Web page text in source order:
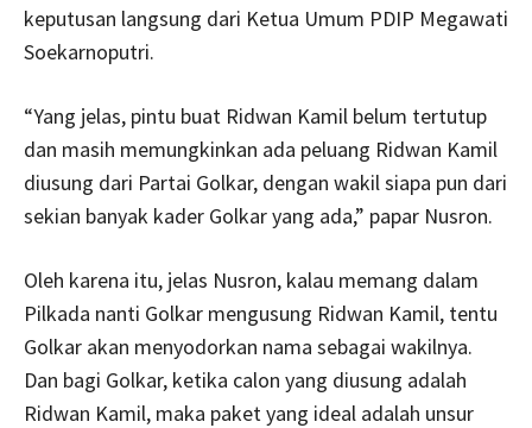
keputusan langsung dari Ketua Umum PDIP Megawati
Soekarnoputri.
“Yang jelas, pintu buat Ridwan Kamil belum tertutup
dan masih memungkinkan ada peluang Ridwan Kamil
diusung dari Partai Golkar, dengan wakil siapa pun dari
sekian banyak kader Golkar yang ada,” papar Nusron.
Oleh karena itu, jelas Nusron, kalau memang dalam
Pilkada nanti Golkar mengusung Ridwan Kamil, tentu
Golkar akan menyodorkan nama sebagai wakilnya.
Dan bagi Golkar, ketika calon yang diusung adalah
Ridwan Kamil, maka paket yang ideal adalah unsur